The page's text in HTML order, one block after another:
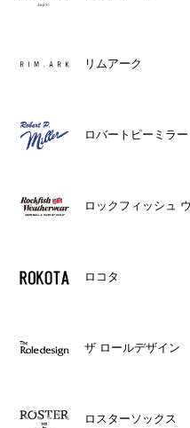
リムアーク
ロバートピーミラー
ロックフィッシュ
ロコタ
ザ ロールデザイン
ロスターソックス